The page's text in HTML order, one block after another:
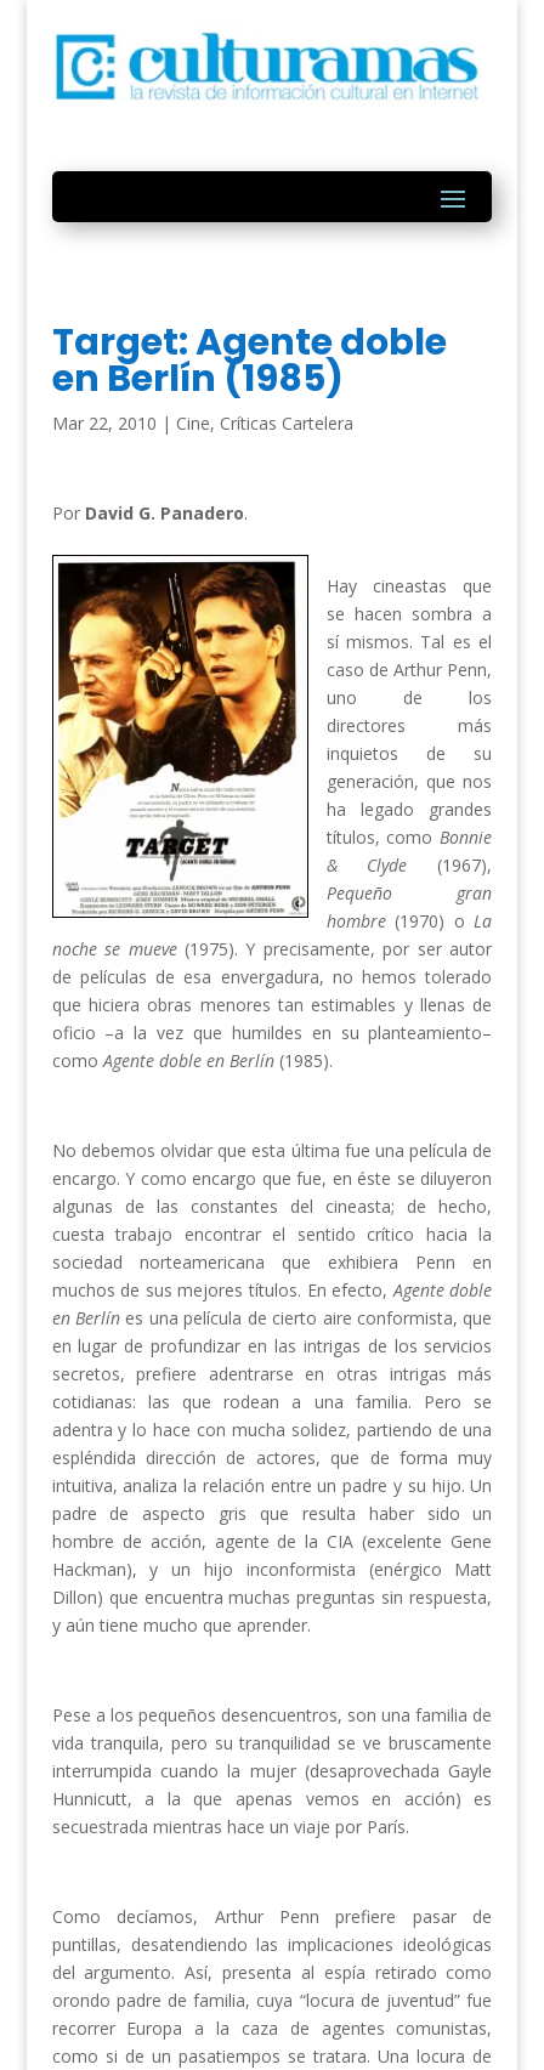
Target: Agente doble
en Berlín (1985)
Mar 22, 2010 | Cine, Críticas Cartelera
Por David G. Panadero.
Hay cineastas que
se hacen sombra a
sí mismos. Tal es el
caso de Arthur Penn,
uno de los
directores más
inquietos de su
generación, que nos
ha legado grandes
títulos, comoBonnie
& Clyde (1967),
Pequeño gran
hombre(1970) oLa
noche se mueve(1975). Y precisamente, por ser autor
de películas de esa envergadura, no hemos tolerado
que hiciera obras menores tan estimables y llenas de
oficio –a la vez que humildes en su planteamiento–
comoAgente doble en Berlín(1985).
No debemos olvidar que esta última fue una película de
encargo. Y como encargo que fue, en éste se diluyeron
algunas de las constantes del cineasta; de hecho,
cuesta trabajo encontrar el sentido crítico hacia la
sociedad norteamericana que exhibiera Penn en
muchos de sus mejores títulos. En efecto,Agente doble
en Berlín es una película de cierto aire conformista, que
en lugar de profundizar en las intrigas de los servicios
secretos, prefiere adentrarse en otras intrigas más
cotidianas: las que rodean a una familia. Pero se
adentra y lo hace con mucha solidez, partiendo de una
espléndida dirección de actores, que de forma muy
intuitiva, analiza la relación entre un padre y su hijo. Un
padre de aspecto gris que resulta haber sido un
hombre de acción, agente de la CIA (excelente Gene
Hackman), y un hijo inconformista (enérgico Matt
Dillon) que encuentra muchas preguntas sin respuesta,
y aún tiene mucho que aprender.
Pese a los pequeños desencuentros, son una familia de
vida tranquila, pero su tranquilidad se ve bruscamente
interrumpida cuando la mujer (desaprovechada Gayle
Hunnicutt, a la que apenas vemos en acción) es
secuestrada mientras hace un viaje por París.
Como decíamos, Arthur Penn prefiere pasar de
puntillas, desatendiendo las implicaciones ideológicas
del argumento. Así, presenta al espía retirado como
orondo padre de familia, cuya “locura de juventud” fue
recorrer Europa a la caza de agentes comunistas,
como si de un pasatiempos se tratara. Una locura de